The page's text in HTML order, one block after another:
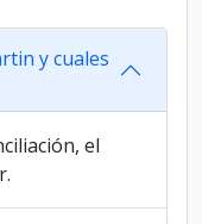
y cuales
el